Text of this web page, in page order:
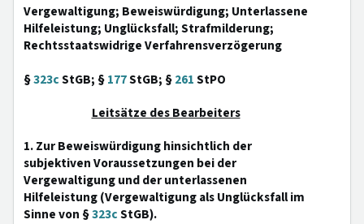
Vergewaltigung; Beweiswürdigung; Unterlassene
Hilfeleistung; Unglücksfall; Strafmilderung;
Rechtsstaatswidrige Verfahrensverzögerung
§323cStGB; §177StGB; §261StPO
Leitsätze des Bearbeiters
1. Zur Beweiswürdigung hinsichtlich der
subjektiven Voraussetzungen bei der
Vergewaltigung und der unterlassenen
Hilfeleistung (Vergewaltigung als Unglücksfall im
Sinne von §323cStGB).